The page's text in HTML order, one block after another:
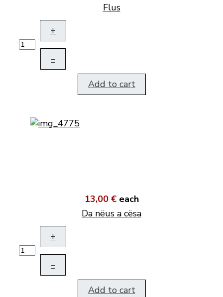
Flus
+
–
Add to cart
13,00 € each
Da nëus a cësa
+
–
Add to cart